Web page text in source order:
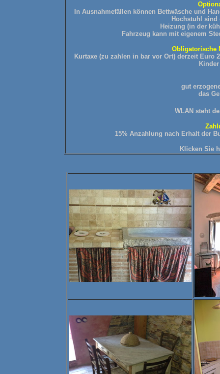
In Ausnahmefällen können Bettwäsche und
Hochstuhl sind
Heizung (in der
Fahrzeug kann mit eigenem
Obligatorische
Kurtaxe (zu zahlen in bar vor Ort) derzeit Euro
gut
das
WLAN steht
15% Anzahlung nach Erhalt der
Klicken Sie